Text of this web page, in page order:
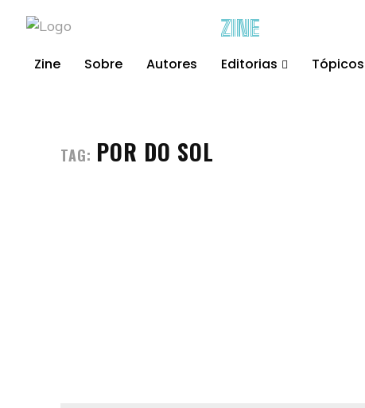
ZINE
Zine Sobre Autores Editorias Tópicos
TAG: POR DO SOL